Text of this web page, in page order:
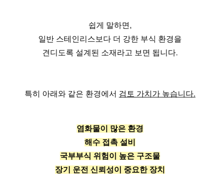
쉽게 말하면,
일반 스테인리스보다 더 강한 부식 환경을
견디도록 설계된 소재라고 보면 됩니다.
특히 아래와 같은 환경에서 검토 가치가 높습니다.
염화물이 많은 환경
해수 접촉 설비
국부부식 위험이 높은 구조물
장기 운전 신뢰성이 중요한 장치